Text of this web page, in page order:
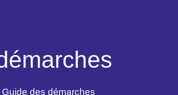
Guide des démarches